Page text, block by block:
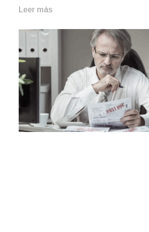
Leer más